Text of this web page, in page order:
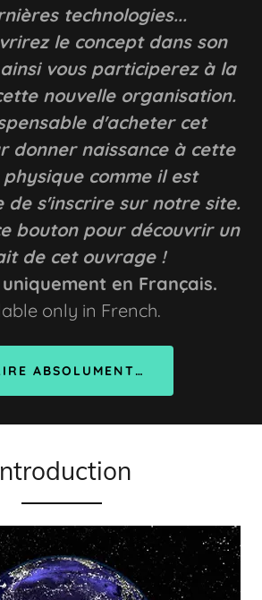
technologies...
le concept dans son
vous participerez à la
nouvelle organisation.
d'acheter cet
donner naissance à cette
comme il est
de s'inscrire sur notre site.
bouton pour découvrir un
de cet ouvrage !
en Français.
only in French.
ABSOLUMENT…